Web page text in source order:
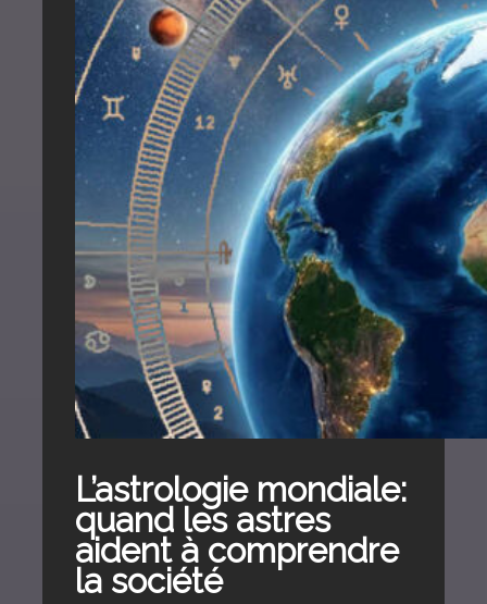
L’astrologie mondiale:
quand les astres
aident à comprendre
la société